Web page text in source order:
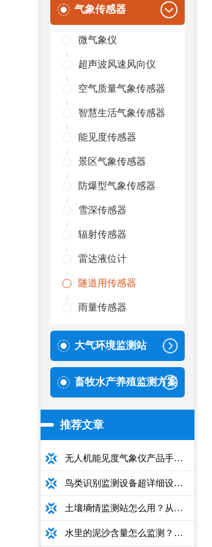
气象传感器
微气象仪
超声波风速风向仪
空气质量气象传感器
智慧生活气象传感器
能见度传感器
景区气象传感器
防爆型气象传感器
雪深传感器
辐射传感器
雷达液位计
隧道用传感器
雨量传感器
大气环境监测站
畜牧水产养殖监测方案
推荐文章
无人机能见度气象仪产品手册：型号推荐+详细性能参数+对比表+选购指南
鸟类识别监测设备超详细设备选型指南
土壤墒情监测站怎么用？从安装到数据解读的完整操作手册
水里的泥沙含量怎么监测？用这款光电测沙仪超方便！